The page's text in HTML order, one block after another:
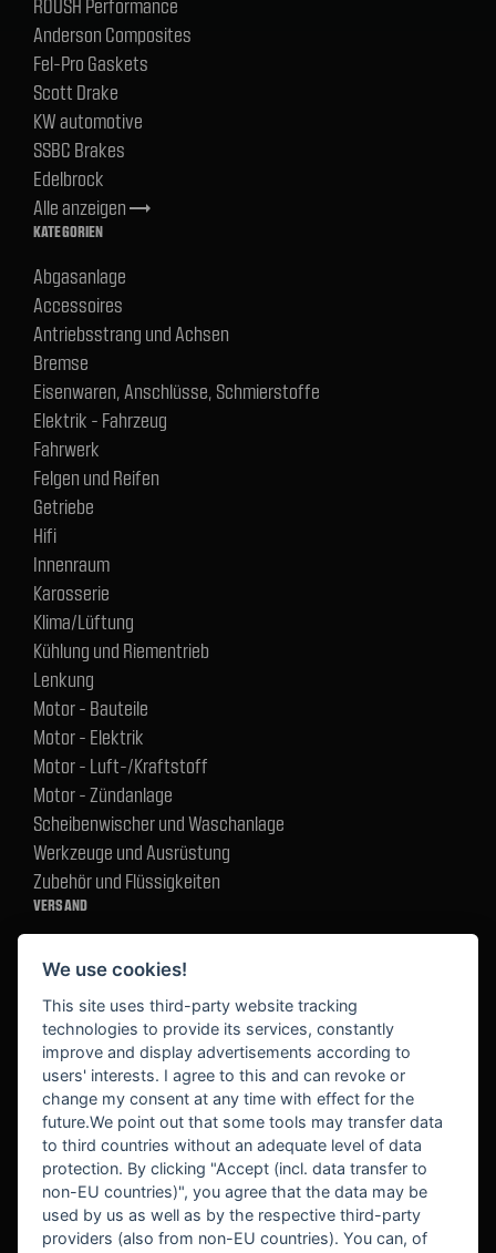
ROUSH Performance
Anderson Composites
Fel-Pro Gaskets
Scott Drake
KW automotive
SSBC Brakes
Edelbrock
Alle anzeigentrending_flat
KATEGORIEN
Abgasanlage
Accessoires
Antriebsstrang und Achsen
Bremse
Eisenwaren, Anschlüsse, Schmierstoffe
Elektrik - Fahrzeug
Fahrwerk
Felgen und Reifen
Getriebe
Hifi
Innenraum
Karosserie
Klima/Lüftung
Kühlung und Riementrieb
Lenkung
Motor - Bauteile
Motor - Elektrik
Motor - Luft-/Kraftstoff
Motor - Zündanlage
Scheibenwischer und Waschanlage
Werkzeuge und Ausrüstung
Zubehör und Flüssigkeiten
VERSAND
BEKANNT AUS
We use cookies!
This site uses third-party website tracking
technologies to provide its services, constantly
improve and display advertisements according to
users' interests. I agree to this and can revoke or
change my consent at any time with effect for the
future.We point out that some tools may transfer data
to third countries without an adequate level of data
protection. By clicking "Accept (incl. data transfer to
non-EU countries)", you agree that the data may be
used by us as well as by the respective third-party
providers (also from non-EU countries). You can, of